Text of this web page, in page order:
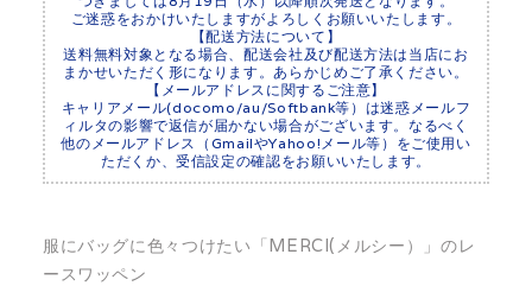
ご迷惑をおかけいたしますがよろしくお願いいたします。
【配送方法について】
送料無料対象となる場合、配送会社及び配送方法は当店にお
まかせいただく形になります。あらかじめご了承ください。
【メールアドレスに関するご注意】
キャリアメール(docomo/au/Softbank等）は迷惑メールフ
ィルタの影響で返信が届かない場合がございます。なるべく
他のメールアドレス（GmailやYahoo!メール等）をご使用い
ただくか、受信設定の確認をお願いいたします。
服にバッグに色々つけたい「MERCI(メルシー）」のレ
ースワッペン